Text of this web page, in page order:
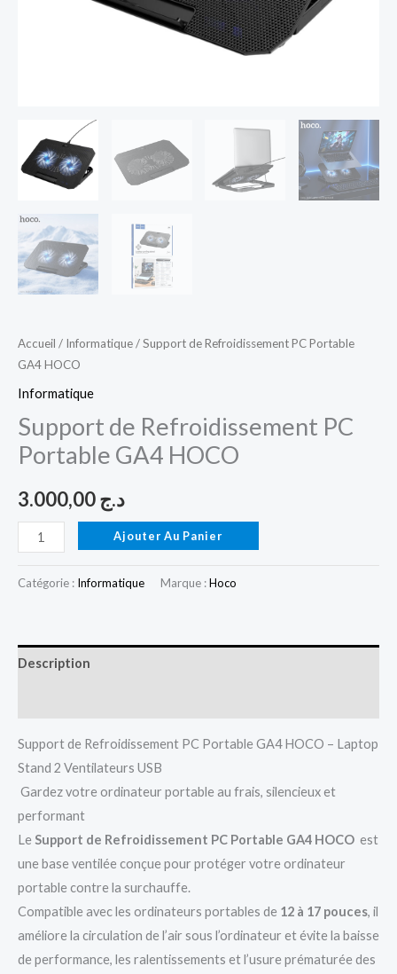
Accueil / Informatique/ Support de Refroidissement PC Portable
GA4 HOCO
Informatique
Support de Refroidissement PC
Portable GA4 HOCO
د.ج
Ajouter Au Panier
Catégorie : Informatique Marque :Hoco
Description
Support de Refroidissement PC Portable GA4 HOCO – Laptop
Stand 2 Ventilateurs USB
Gardez votre ordinateur portable au frais, silencieux et
performant
LeSupport de Refroidissement PC Portable GA4 HOCO est
une base ventilée conçue pour protéger votre ordinateur
portable contre la surchauffe.
Compatible avec les ordinateurs portables de 12 à 17 pouces, il
améliore la circulation de l’air sous l’ordinateur et évite la baisse
de performance, les ralentissements et l’usure prématurée des